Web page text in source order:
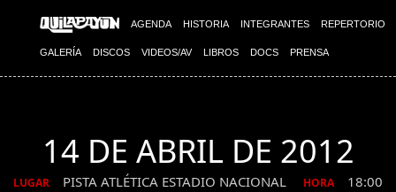
AGENDA HISTORIA INTEGRANTES REPERTORIO
GALERÍA DISCOS VIDEOS/AV LIBROS DOCS PRENSA
14 DE ABRIL DE 2012
LUGAR PISTA ATLÉTICA ESTADIO NACIONAL HORA 18:00